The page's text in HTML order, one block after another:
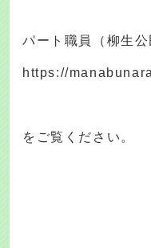
パート職員（柳生
https://
をご覧ください。